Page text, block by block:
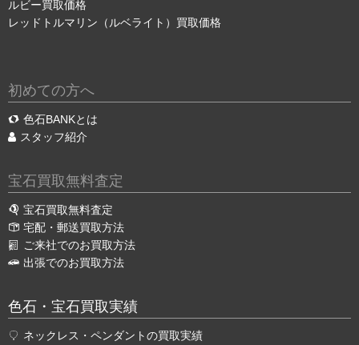
ルビー買取価格
レッドトルマリン（ルベライト）買取価格
初めての方へ
色石BANKとは
スタッフ紹介
宝石買取無料査定
宝石買取無料査定
宅配・郵送買取方法
ご来社でのお買取方法
出張でのお買取方法
色石・宝石買取実績
ネックレス・ペンダントの買取実績